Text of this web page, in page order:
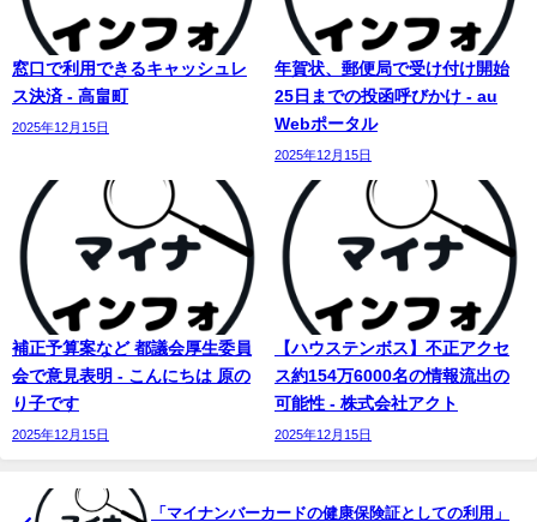
窓口で利用できるキャッシュレ
ス決済 - 高畠町
2025年12月15日
年賀状、郵便局で受け付け開始
25日までの投函呼びかけ - au
Webポータル
2025年12月15日
補正予算案など 都議会厚生委員
会で意見表明 - こんにちは 原の
り子です
2025年12月15日
【ハウステンボス】不正アクセ
ス約154万6000名の情報流出の
可能性 - 株式会社アクト
2025年12月15日
「 マイナンバーカードの健康保険証としての利用」